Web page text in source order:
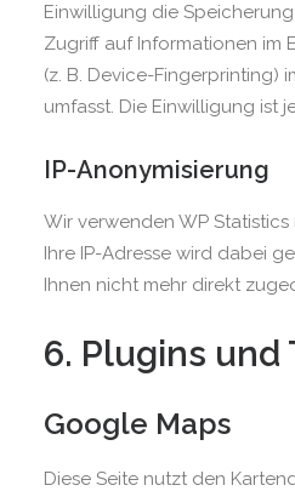
Einwilligung die
Zugriff auf Informationen im
(z. B. Device-Fingerprinting)
umfasst. Die Einwilligung ist
IP-Anonymisierung
Wir verwenden WP Statistics
Ihre IP-Adresse wird dabei
Ihnen nicht mehr direkt
6. Plugins und
Google Maps
Diese Seite nutzt den